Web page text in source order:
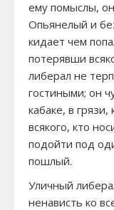
ему помыслы,
Опьянелый и
кидает чем
потерявши
либерал не
гостиными; он
кабаке, в
всякого, кто
подойти под
пошлый.
Уличный
ненависть ко